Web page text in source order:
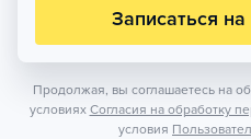
Записаться
Продолжая, вы соглашаетесь на
условиях Согласия на обработку
условия